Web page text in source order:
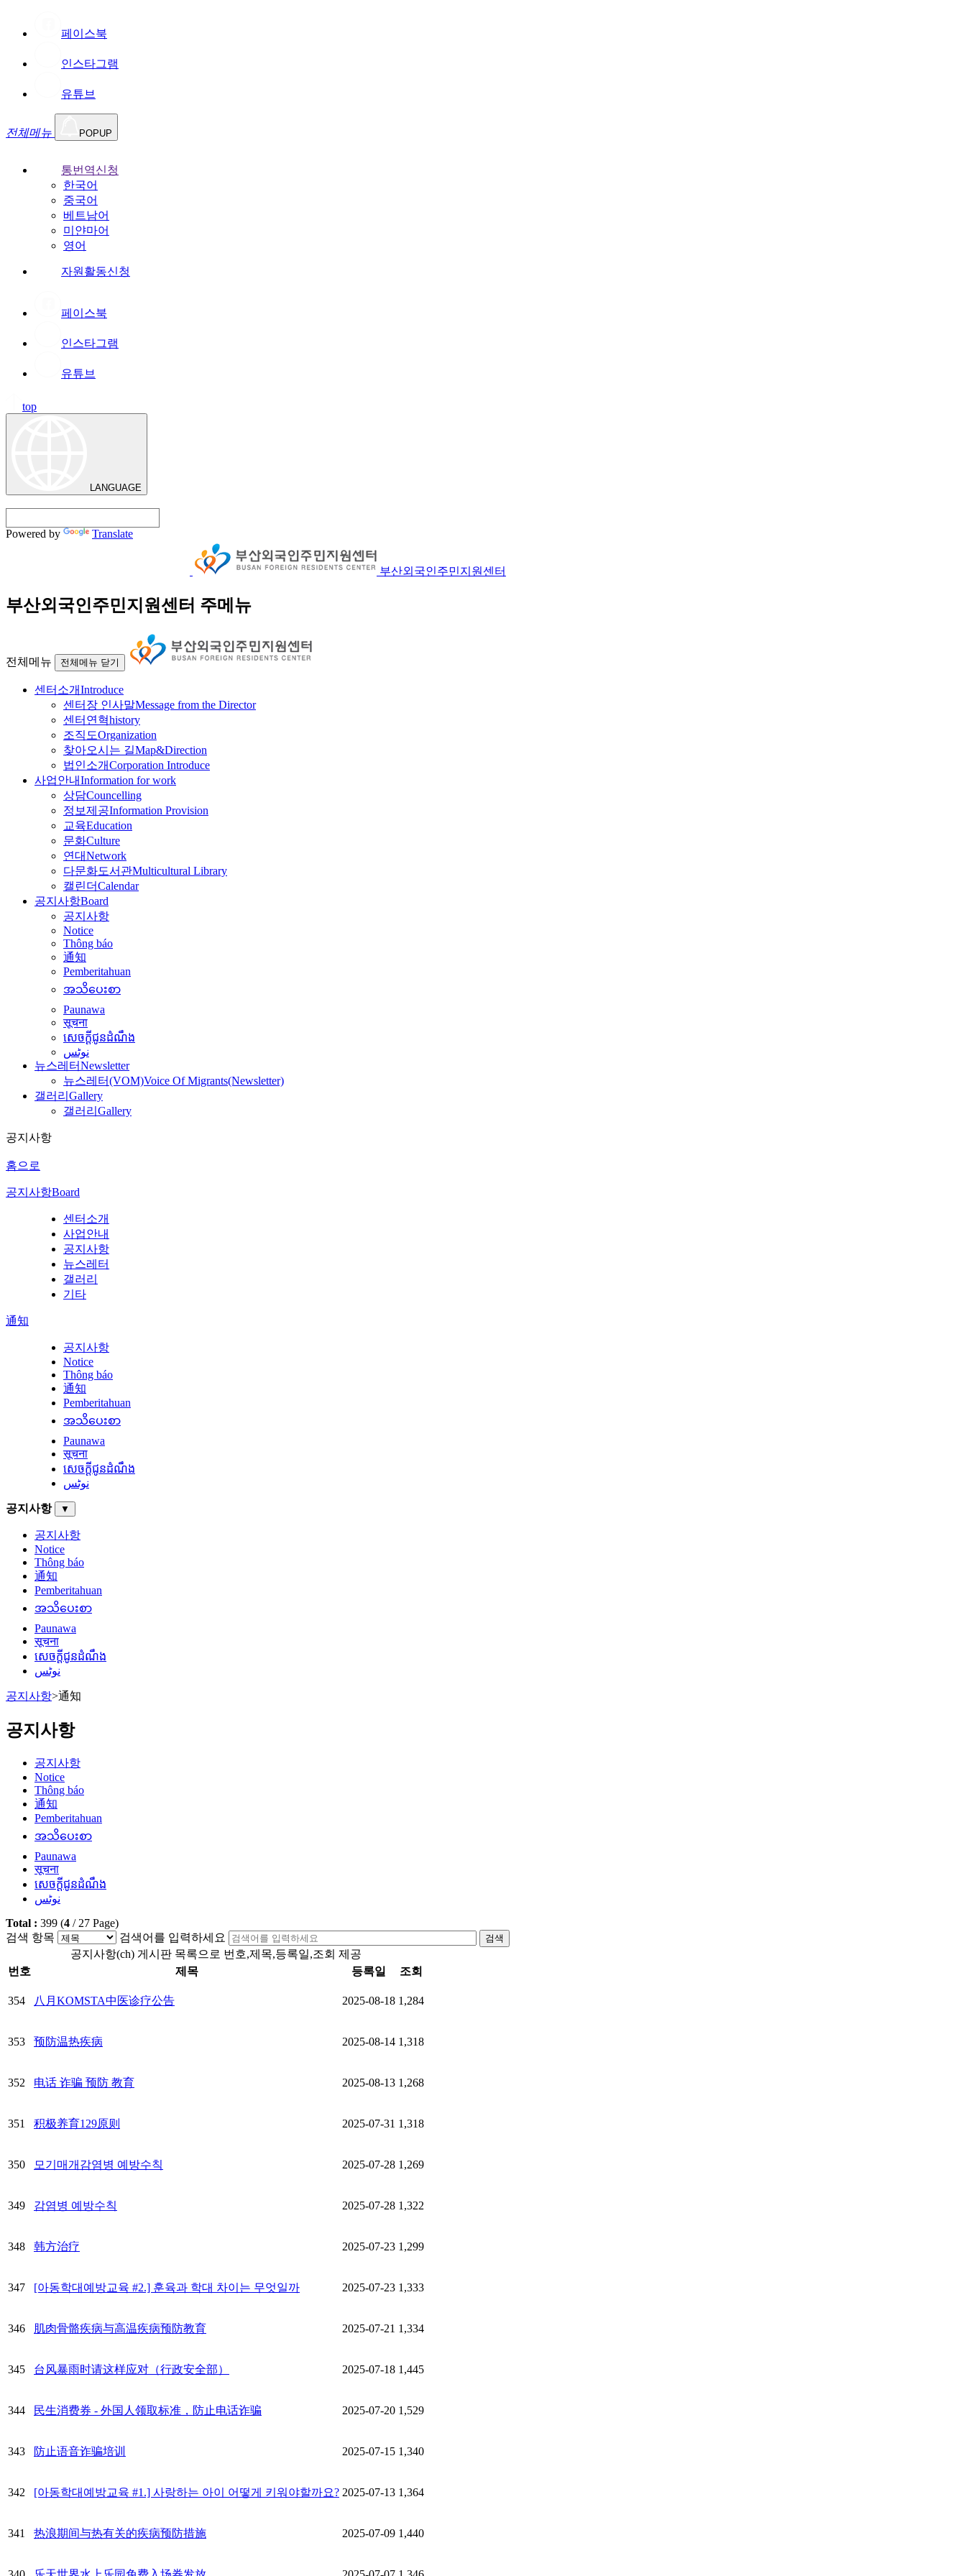
페이스북
인스타그램
유튜브
전체메뉴 POPUP
통번역신청
한국어
중국어
베트남어
미얀마어
영어
자원활동신청
페이스북
인스타그램
유튜브
top
LANGUAGE
Powered by Translate
부산외국인주민지원센터
부산외국인주민지원센터 주메뉴
전체메뉴 전체메뉴 닫기
센터소개Introduce
센터장 인사말Message from the Director
센터연혁history
조직도Organization
찾아오시는 길Map&Direction
법인소개Corporation Introduce
사업안내Information for work
상담Councelling
정보제공Information Provision
교육Education
문화Culture
연대Network
다문화도서관Multicultural Library
캘린더Calendar
공지사항Board
공지사항
Notice
Thông báo
通知
Pemberitahuan
အသိပေးစာ
Paunawa
सूचना
សេចក្តីជូនដំណឹង
نوٹس
뉴스레터Newsletter
뉴스레터(VOM)Voice Of Migrants(Newsletter)
갤러리 Gallery
갤러리 Gallery
공지사항
홈으로
공지사항Board
센터소개
사업안내
공지사항
뉴스레터
갤러리
기타
通知
공지사항
Notice
Thông báo
通知
Pemberitahuan
အသိပေးစာ
Paunawa
सूचना
សេចក្តីជូនដំណឹង
نوٹس
공지사항 ▼
공지사항
Notice
Thông báo
通知
Pemberitahuan
အသိပေးစာ
Paunawa
सूचना
សេចក្តីជូនដំណឹង
نوٹس
공지사항>通知
공지사항
공지사항
Notice
Thông báo
通知
Pemberitahuan
အသိပေးစာ
Paunawa
सूचना
សេចក្តីជូនដំណឹង
نوٹس
Total : 399 (4 / 27 Page)
검색 항목
검색어를 입력하세요 검색
공지사항(ch) 게시판 목록으로 번호,제목,등록일,조회 제공
번호
제목 등록일 조회
354 八月KOMSTA中医诊疗公告 2025-08-18 1,284
353 预防温热疾病 2025-08-14 1,318
352 电话 诈骗 预防 教育 2025-08-13 1,268
351 积极养育129原则 2025-07-31 1,318
350 모기매개감염병 예방수칙 2025-07-28 1,269
349 감염병 예방수칙 2025-07-28 1,322
348 韩方治疗 2025-07-23 1,299
347 [아동학대예방교육 #2.] 훈육과 학대 차이는 무엇일까 2025-07-23 1,333
346 肌肉骨骼疾病与高温疾病预防教育 2025-07-21 1,334
345 台风暴雨时请这样应对（行政安全部） 2025-07-18 1,445
344 民生消费券 - 外国人领取标准，防止电话诈骗 2025-07-20 1,529
343 防止语音诈骗培训 2025-07-15 1,340
342 [아동학대예방교육 #1.] 사랑하는 아이 어떻게 키워야할까요? 2025-07-13 1,364
341 热浪期间与热有关的疾病预防措施 2025-07-09 1,440